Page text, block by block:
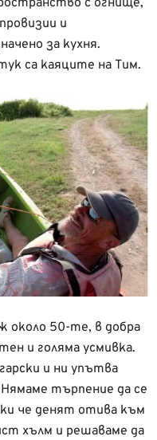
с огнище,
и
за кухня.
са каяците на Тим.
около 50-те, в добра
и голяма усмивка.
и ни упътва
търпение да се
че денят отива към
хълм и решаваме да